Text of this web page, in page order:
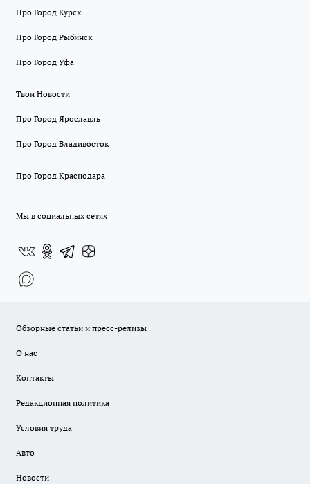
Про Город Курск
Про Город Рыбинск
Про Город Уфа
Твои Новости
Про Город Ярославль
Про Город Владивосток
Про Город Краснодара
Мы в социальных сетях
Обзорные статьи и пресс-релизы
О нас
Контакты
Редакционная политика
Условия труда
Авто
Новости